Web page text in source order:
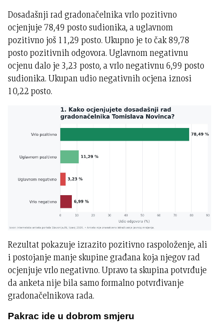
Dosadašnji rad gradonačelnika vrlo pozitivno
ocjenjuje 78,49 posto sudionika, a uglavnom
pozitivno još 11,29 posto. Ukupno je to čak 89,78
posto pozitivnih odgovora. Uglavnom negativnu
ocjenu dalo je 3,23 posto, a vrlo negativnu 6,99 posto
sudionika. Ukupan udio negativnih ocjena iznosi
10,22 posto.
Rezultat pokazuje izrazito pozitivno raspoloženje, ali
i postojanje manje skupine građana koja njegov rad
ocjenjuje vrlo negativno. Upravo ta skupina potvrđuje
da anketa nije bila samo formalno potvrđivanje
gradonačelnikova rada.
Pakrac ide u dobrom smjeru